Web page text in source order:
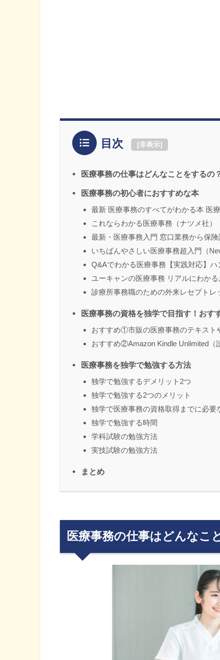
目次 [非表示]
医療事務の仕事はどんなことをするの
医療事務の初心者におすすめな本
最新 医療事務のすべてがわかる本 医
これならわかる医療事務（ナツメ社）
最新・医療事務入門 窓口業務から保
いちばんやさしい医療事務超入門（
Q&Aでわかる医療事務【実践対応】
ユーキャンの医療事務 リアルにわか
診療所事務職のための外来レセプト
医療事務の資格を独学で目指す！おす
おすすめ①市販の医療事務のテキスト
おすすめ②Amazon Kindle Unlimited（
医療事務を独学で勉強する方法
独学で勉強するデメリット2つ
独学で勉強する2つのメリット
独学で医療事務の資格取得までに必要
独学で勉強する時間
学科試験の勉強方法
実技試験の勉強方法
まとめ
医療事務の仕事はどんなこ